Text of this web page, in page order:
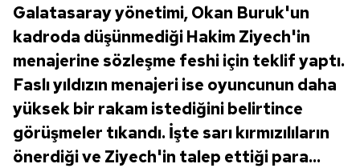
Galatasaray yönetimi, Okan Buruk'un
kadroda düşünmediği Hakim Ziyech'in
menajerine sözleşme feshi için teklif yaptı.
Faslı yıldızın menajeri ise oyuncunun daha
yüksek bir rakam istediğini belirtince
görüşmeler tıkandı. İşte sarı kırmızılıların
önerdiği ve Ziyech'in talep ettiği para...